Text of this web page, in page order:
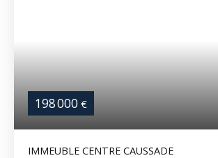
198 000 €
IMMEUBLE CENTRE CAUSSADE